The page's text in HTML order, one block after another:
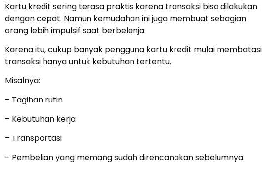
Kartu kredit sering terasa praktis karena transaksi bisa dilakukan
dengan cepat. Namun kemudahan ini juga membuat sebagian
orang lebih impulsif saat berbelanja.
Karena itu, cukup banyak pengguna kartu kredit mulai membatasi
transaksi hanya untuk kebutuhan tertentu.
Misalnya:
– Tagihan rutin
– Kebutuhan kerja
– Transportasi
– Pembelian yang memang sudah direncanakan sebelumnya